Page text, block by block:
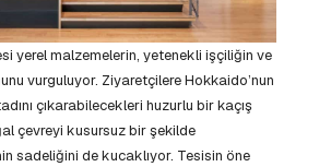
yerel malzemelerin, yetenekli işçiliğin ve
vurguluyor. Ziyaretçilere Hokkaido’nun
çıkarabilecekleri huzurlu bir kaçış
çevreyi kusursuz bir şekilde
sadeliğini de kucaklıyor. Tesisin öne